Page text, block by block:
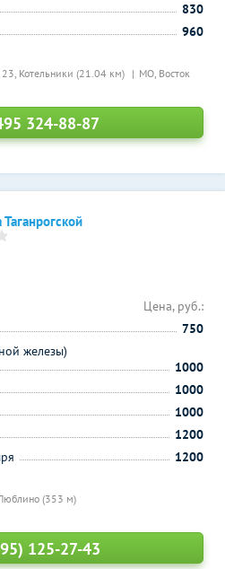
23, Котельники (21.04 км) МО, Восток
830
960
324-88-87
(353 м)
Цена, руб.:
750
железы)
1000
1000
1000
1200
1200
125-27-43